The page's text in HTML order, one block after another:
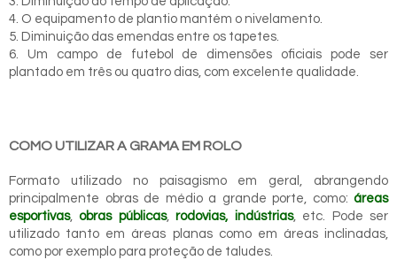
4. O equipamento de plantio mantém o nivelamento.
5. Diminuição das emendas entre os tapetes.
6. Um campo de futebol de dimensões oficiais pode ser
plantado em três ou quatro dias, com excelente qualidade.
COMO UTILIZAR A GRAMA EM ROLO
Formato utilizado no paisagismo em geral, abrangendo
principalmente obras de médio a grande porte, como: áreas
esportivas,obras públicas,rodovias, indústrias, etc. Pode ser
utilizado tanto em áreas planas como em áreas inclinadas,
como por exemplo para proteção de taludes.